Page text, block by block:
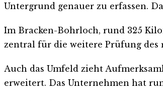
Untergrund genauer zu erfassen.
Im Bracken-Bohrloch, rund 325
zentral für die weitere Prüfung des
Auch das Umfeld zieht
erweitert. Das Unternehmen hat